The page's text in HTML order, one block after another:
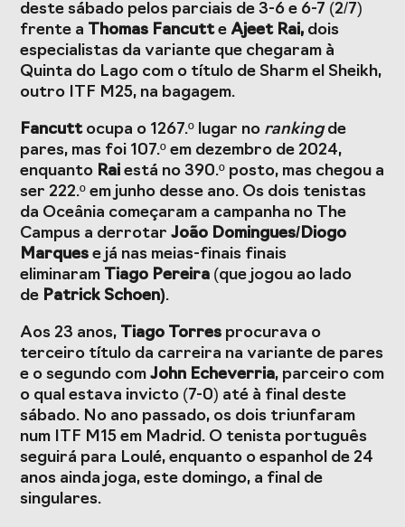
Eventos
Cimeira de
Presidentes de
Federações
Desportivas
Gala do Desporto
de Portugal
Prémios Voz do
Desporto
Jogos CPLP
Congresso
Nacional do
Desporto
deste sábado pelos parciais de 3-6 e 6-7 (2/7)
frente a Thomas Fancutte Ajeet Rai, dois
especialistas da variante que chegaram à
Quinta do Lago com o título de Sharm el Sheikh,
outro ITF M25, na bagagem.
Fancuttocupa o 1267.º lugar no rankingde
pares, mas foi 107.º em dezembro de 2024,
enquanto Rai está no 390.º posto, mas chegou a
ser 222.º em junho desse ano. Os dois tenistas
da Oceânia começaram a campanha no The
Campus a derrotarJoão Domingues/Diogo
Marques e já nas meias-finais finais
eliminaram Tiago Pereira (que jogou ao lado
de Patrick Schoen).
Aos 23 anos, Tiago Torres procurava o
terceiro título da carreira na variante de pares
e o segundo comJohn Echeverria, parceiro com
o qual estava invicto (7-0) até à final deste
sábado. No ano passado, os dois triunfaram
num ITF M15 em Madrid. O tenista português
seguirá para Loulé, enquanto o espanhol de 24
anos ainda joga, este domingo, a final de
singulares.